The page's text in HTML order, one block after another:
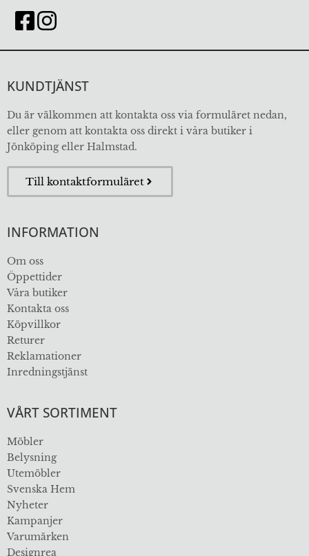
KUNDTJÄNST
Du är välkommen att kontakta oss via formuläret nedan,
eller genom att kontakta oss direkt i våra butiker i
Jönköping eller Halmstad.
Till kontaktformuläret
INFORMATION
Om oss
Öppettider
Våra butiker
Kontakta oss
Köpvillkor
Returer
Reklamationer
Inredningstjänst
VÅRT SORTIMENT
Möbler
Belysning
Utemöbler
Svenska Hem
Nyheter
Kampanjer
Varumärken
Designrea